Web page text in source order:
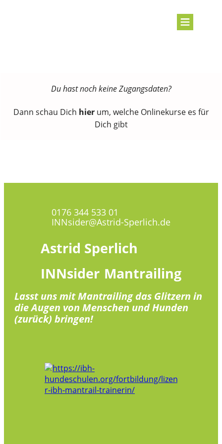
Du hast noch keine Zugangsdaten?
Dann schau Dich hierum, welche Onlinekurse es für
Dich gibt
0176 344 533 01
INNsider@Astrid-Sperlich.de
Astrid Sperlich
INNsider Mantrailing
Lasst uns mit Mantrailing das Glitzern in
die Augen von Menschen und Hunden
(zurück) bringen!